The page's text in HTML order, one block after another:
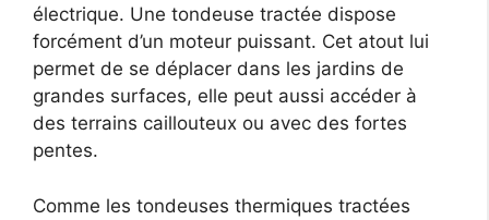
électrique. Une tondeuse tractée dispose
forcément d’un moteur puissant. Cet atout lui
permet de se déplacer dans les jardins de
grandes surfaces, elle peut aussi accéder à
des terrains caillouteux ou avec des fortes
pentes.
Comme les tondeuses thermiques tractées